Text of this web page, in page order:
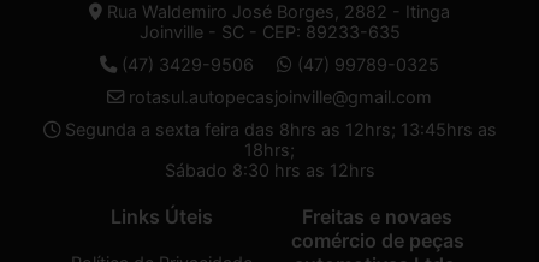
Rua Waldemiro José Borges, 2882 - Itinga
Joinville - SC - CEP: 89233-635
(47) 3429-9506
(47) 99789-0325
rotasul.autopecasjoinville@gmail.com
Segunda a sexta feira das 8hrs as 12hrs; 13:45hrs as
18hrs;
Sábado 8:30 hrs as 12hrs
Links Úteis
Freitas e novaes
comércio de peças